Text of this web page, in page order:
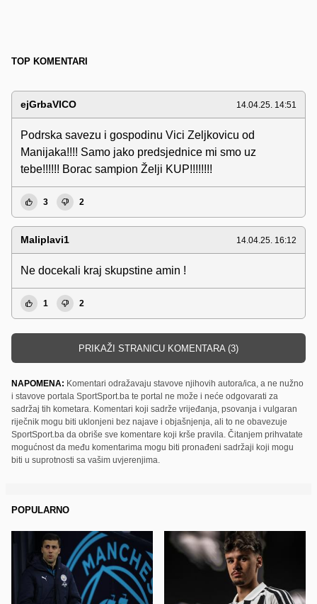
TOP KOMENTARI
ejGrbaVICO 14.04.25. 14:51
Podrska savezu i gospodinu Vici Zeljkovicu od
Manijaka!!!! Samo jako predsjednice mi smo uz
tebe!!!!!! Borac sampion Želji KUP!!!!!!!!
3 2
Maliplavi1 14.04.25. 16:12
Ne docekali kraj skupstine amin !
1 2
PRIKAŽI STRANICU KOMENTARA (3)
NAPOMENA: Komentari odražavaju stavove njihovih autora/ica, a ne nužno
i stavove portala SportSport.ba te portal ne može i neće odgovarati za
sadržaj tih kometara. Komentari koji sadrže vrijeđanja, psovanja i vulgaran
riječnik mogu biti uklonjeni bez najave i objašnjenja, ali to ne obavezuje
SportSport.ba da obriše sve komentare koji krše pravila. Čitanjem prihvatate
mogućnost da među komentarima mogu biti pronađeni sadržaji koji mogu
biti u suprotnosti sa vašim uvjerenjima.
POPULARNO